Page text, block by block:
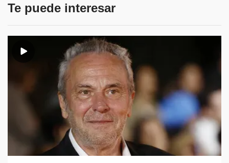
Te puede interesar